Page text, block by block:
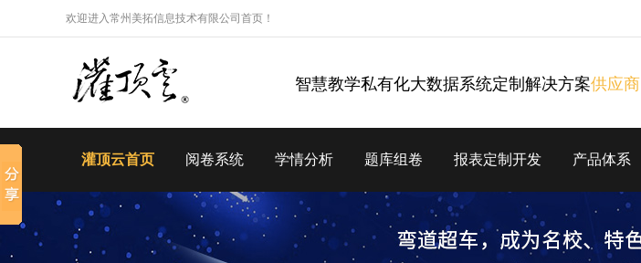
欢迎进入常州美拓信息技术有限公司首页！
智慧教学私有化大数据系统定制解决方案供应商
灌顶云首页 阅卷系统 学情分析 题库组卷 报表定制开发 产品体系